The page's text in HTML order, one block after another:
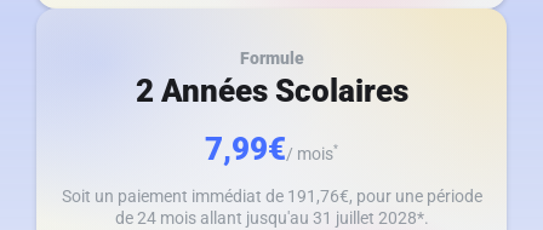
Formule
2 Années Scolaires
7,99€/ mois*
Soit un paiement immédiat de 191,76€, pour une période
de 24 mois allant jusqu'au 31 juillet 2028*.